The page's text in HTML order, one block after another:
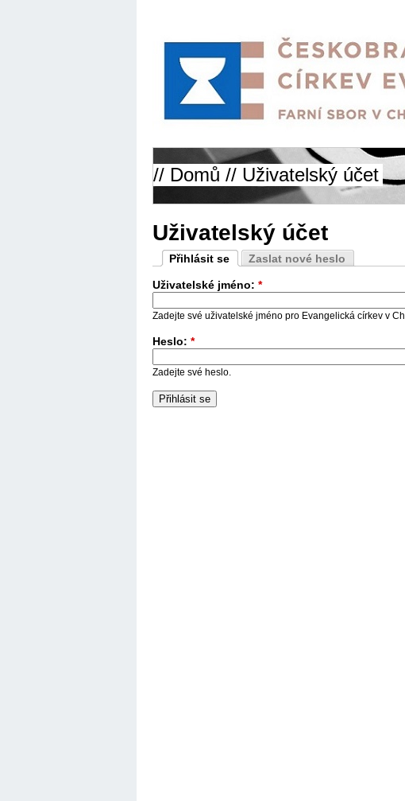
// Domů // Uživatelský účet
Uživatelský účet
Přihlásit se Zaslat nové heslo
Uživatelské jméno: *
Zadejte své uživatelské jméno pro Evangelická církev v
Heslo: *
Zadejte své heslo.